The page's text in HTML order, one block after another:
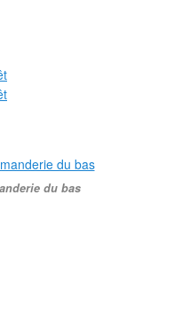
du bas